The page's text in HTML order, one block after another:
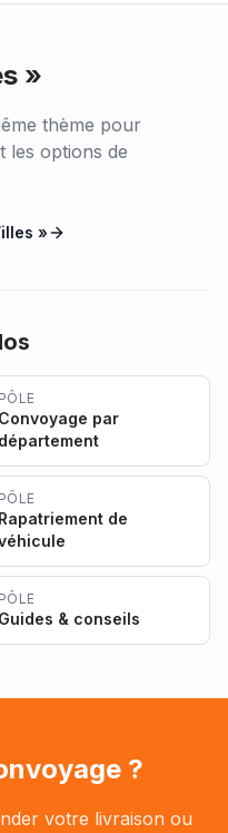
»
thème pour
les options de
»
PÔLE
Convoyage par
département
PÔLE
Rapatriement de
PÔLE
Guides & conseils
?
votre livraison ou